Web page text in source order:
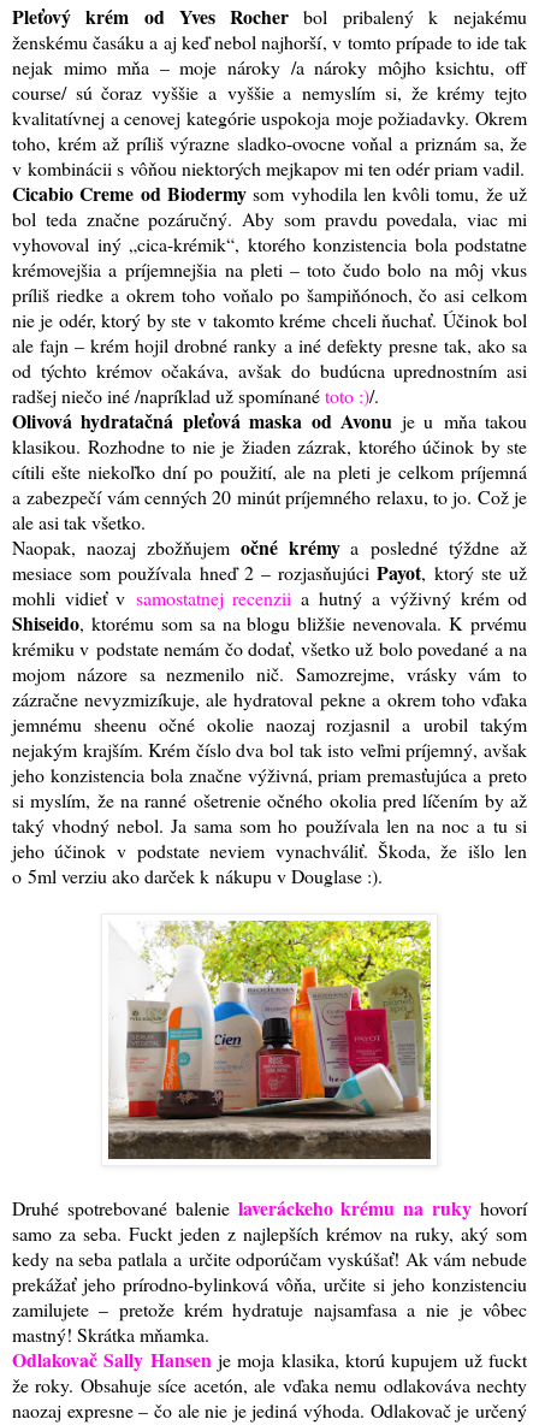
Pleťový krém od Yves Rocher bol pribalený k nejakému
ženskému časáku a aj keď nebol najhorší, v tomto prípade to ide tak
nejak mimo mňa – moje nároky /a nároky môjho ksichtu, off
course/ sú čoraz vyššie a vyššie a nemyslím si, že krémy tejto
kvalitatívnej a cenovej kategórie uspokoja moje požiadavky. Okrem
toho, krém až príliš výrazne sladko-ovocne voňal a priznám sa, že
v kombinácii s vôňou niektorých mejkapov mi ten odér priam vadil.
Cicabio Creme od Biodermysom vyhodila len kvôli tomu, že už
bol teda značne pozáručný. Aby som pravdu povedala, viac mi
vyhovoval iný „cica-krémik“, ktorého konzistencia bola podstatne
krémovejšia a príjemnejšia na pleti – toto čudo bolo na môj vkus
príliš riedke a okrem toho voňalo po šampiňónoch, čo asi celkom
nie je odér, ktorý by ste v takomto kréme chceli ňuchať. Účinok bol
ale fajn – krém hojil drobné ranky a iné defekty presne tak, ako sa
od týchto krémov očakáva, avšak do budúcna uprednostním asi
radšej niečo iné /napríklad už spomínanétoto :)/.
Olivová hydratačná pleťová maska od Avonu je u mňa takou
klasikou. Rozhodne to nie je žiaden zázrak, ktorého účinok by ste
cítili ešte niekoľko dní po použití, ale na pleti je celkom príjemná
a zabezpečí vám cenných 20 minút príjemného relaxu, to jo. Což je
ale asi tak všetko.
Naopak, naozaj zbožňujemočné krémya posledné týždne až
mesiace som používala hneď 2 – rozjasňujúciPayot, ktorý ste už
mohli vidieť v samostatnej recenzii a hutný a výživný krém od
Shiseido, ktorému som sa na blogu bližšie nevenovala. K prvému
krémiku v podstate nemám čo dodať, všetko už bolo povedané a na
mojom názore sa nezmenilo nič. Samozrejme, vrásky vám to
zázračne nevyzmizíkuje, ale hydratoval pekne a okrem toho vďaka
jemnému sheenu očné okolie naozaj rozjasnil a urobil takým
nejakým krajším. Krém číslo dva bol tak isto veľmi príjemný, avšak
jeho konzistencia bola značne výživná, priam premasťujúca a preto
si myslím, že na ranné ošetrenie očného okolia pred líčením by až
taký vhodný nebol. Ja sama som ho používala len na noc a tu si
jeho účinok v podstate neviem vynachváliť. Škoda, že išlo len
o 5ml verziu ako darček k nákupu v Douglase :).
Druhé spotrebované balenie laveráckeho krému na ruky hovorí
samo za seba. Fuckt jeden z najlepších krémov na ruky, aký som
kedy na seba patlala a určite odporúčam vyskúšať! Ak vám nebude
prekážať jeho prírodno-bylinková vôňa, určite si jeho konzistenciu
zamilujete – pretože krém hydratuje najsamfasa a nie je vôbec
mastný! Skrátka mňamka.
Odlakovač Sally Hansen je moja klasika, ktorú kupujem už fuckt
že roky. Obsahuje síce acetón, ale vďaka nemu odlakováva nechty
naozaj expresne – čo ale nie je jediná výhoda. Odlakovač je určený